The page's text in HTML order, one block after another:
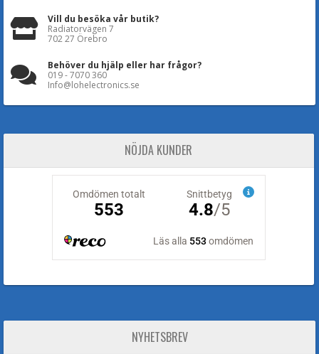
Vill du besöka vår butik?
Radiatorvägen 7
702 27 Örebro
Behöver du hjälp eller har frågor?
019 - 7070 360
Info@lohelectronics.se
NÖJDA KUNDER
NYHETSBREV